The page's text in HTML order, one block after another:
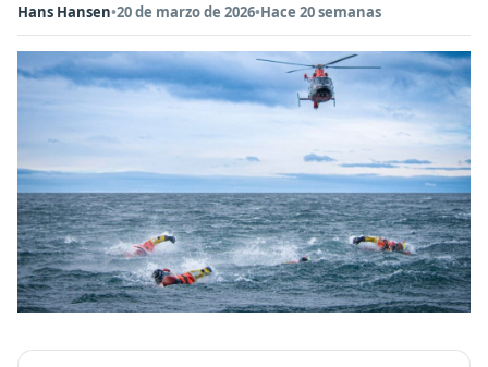
Hans Hansen•20 de marzo de 2026•Hace 20 semanas